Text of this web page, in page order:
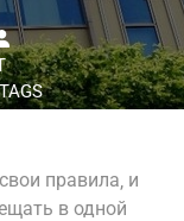
правила‚ и
в одной